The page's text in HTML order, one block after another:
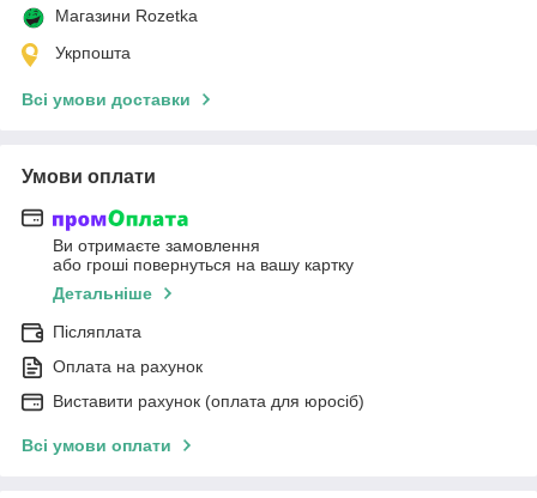
Магазини Rozetka
Укрпошта
Всі умови доставки
Умови оплати
Ви отримаєте замовлення
або гроші повернуться на вашу картку
Детальніше
Післяплата
Оплата на рахунок
Виставити рахунок (оплата для юросіб)
Всі умови оплати